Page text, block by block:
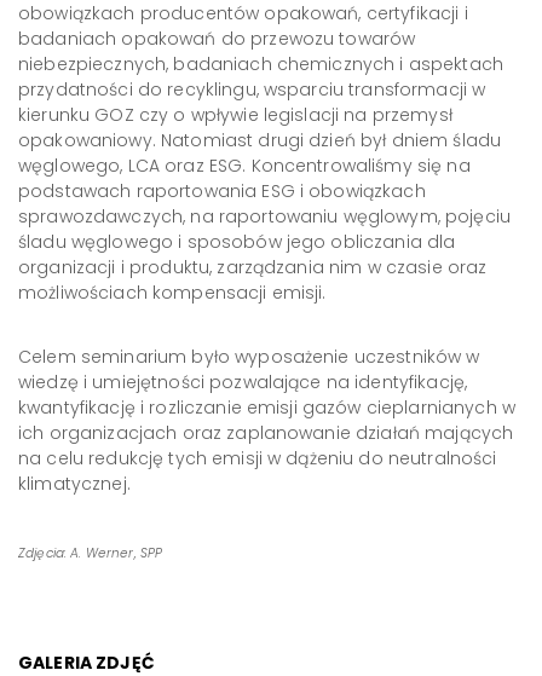
obowiązkach producentów opakowań, certyfikacji i
badaniach opakowań do przewozu towarów
niebezpiecznych, badaniach chemicznych i aspektach
przydatności do recyklingu, wsparciu transformacji w
kierunku GOZ czy o wpływie legislacji na przemysł
opakowaniowy. Natomiast drugi dzień był dniem śladu
węglowego, LCA oraz ESG. Koncentrowaliśmy się na
podstawach raportowania ESG i obowiązkach
sprawozdawczych, na raportowaniu węglowym, pojęciu
śladu węglowego i sposobów jego obliczania dla
organizacji i produktu, zarządzania nim w czasie oraz
możliwościach kompensacji emisji.
Celem seminarium było wyposażenie uczestników w
wiedzę i umiejętności pozwalające na identyfikację,
kwantyfikację i rozliczanie emisji gazów cieplarnianych w
ich organizacjach oraz zaplanowanie działań mających
na celu redukcję tych emisji w dążeniu do neutralności
klimatycznej.
Zdjęcia: A. Werner, SPP
GALERIA ZDJĘĆ